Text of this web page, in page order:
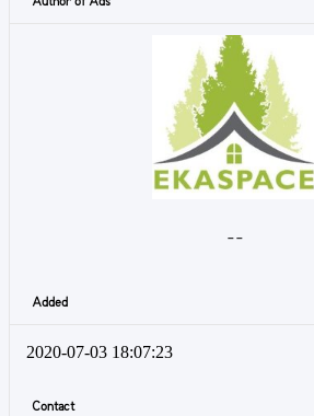
- -
Added
2020-07-03 18:07:23
Contact